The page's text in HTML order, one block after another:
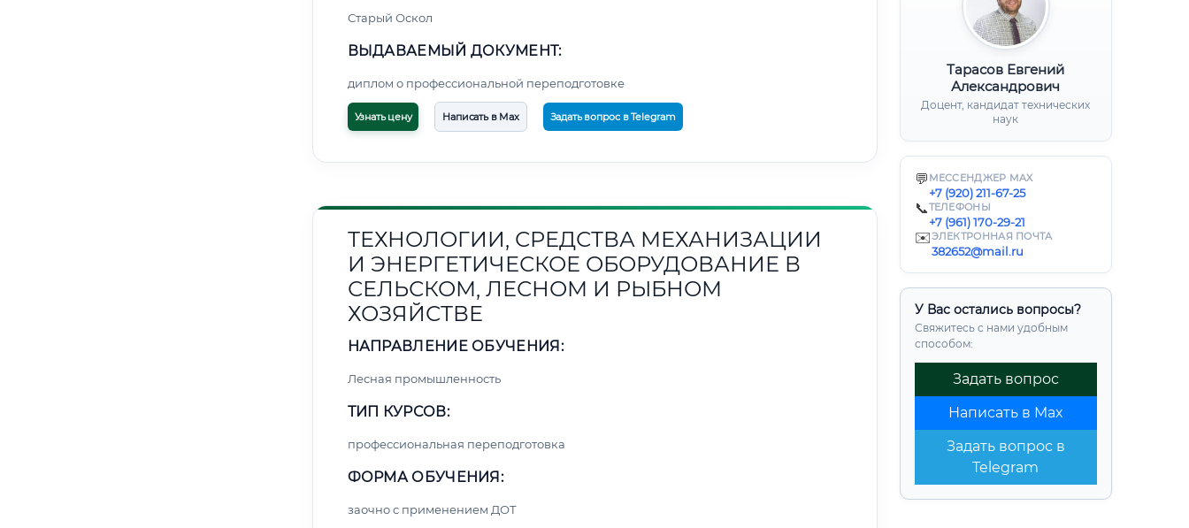
Тарасов Евгений
Александрович
Доцент, кандидат технических
наук
💬 МЕССЕНДЖЕР MAX
+7 (920) 211-67-25
📞ТЕЛЕФОНЫ
+7 (961) 170-29-21
✉️ЭЛЕКТРОННАЯ ПОЧТА
382652@mail.ru
У Вас остались вопросы?
Свяжитесь с нами удобным
способом:
Задать вопрос
Написать в Max
Задать вопрос в
Telegram
Старый Оскол
ВЫДАВАЕМЫЙ ДОКУМЕНТ:
диплом о профессиональной переподготовке
Узнать цену Написать в Max Задать вопрос в Telegram
ТЕХНОЛОГИИ, СРЕДСТВА МЕХАНИЗАЦИИ
И ЭНЕРГЕТИЧЕСКОЕ ОБОРУДОВАНИЕ В
СЕЛЬСКОМ, ЛЕСНОМ И РЫБНОМ
ХОЗЯЙСТВЕ
НАПРАВЛЕНИЕ ОБУЧЕНИЯ:
Лесная промышленность
ТИП КУРСОВ:
профессиональная переподготовка
ФОРМА ОБУЧЕНИЯ:
заочно с применением ДОТ